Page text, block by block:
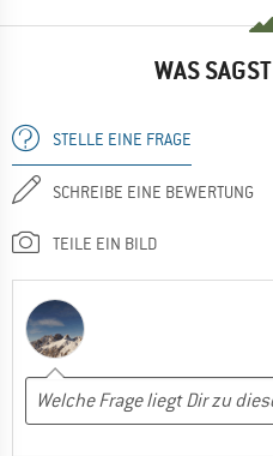
WAS
STELLE EINE FRAGE
SCHREIBE EINE BEWERTUNG
TEILE EIN BILD